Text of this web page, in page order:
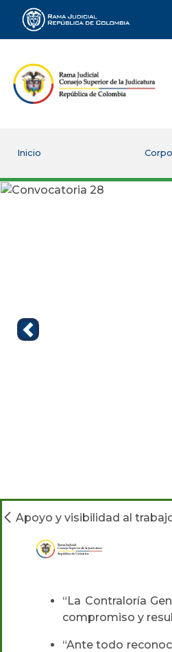
Rama Judicial
Inicio
Apoyo y visibilidad al
“La Contraloría
compromiso y
“Ante todo